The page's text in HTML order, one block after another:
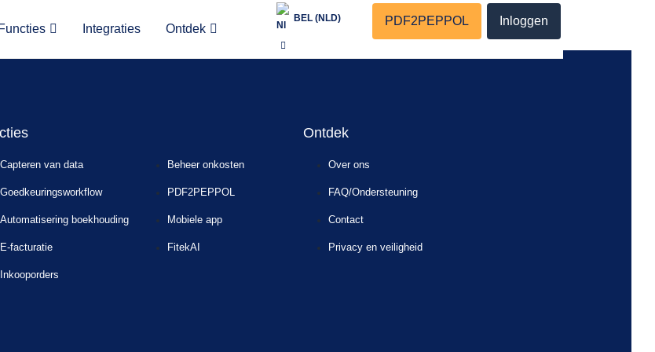
Functies Integraties Ontdek
BEL (NLD) PDF2PEPPOL Inloggen
Capteren van data
Goedkeuringsworkflow
Automatisering boekhouding
E-facturatie
Inkooporders
Beheer onkosten
PDF2PEPPOL
Mobiele app
FitekAI
Ontdek
Over ons
FAQ/Ondersteuning
Contact
Privacy en veiligheid